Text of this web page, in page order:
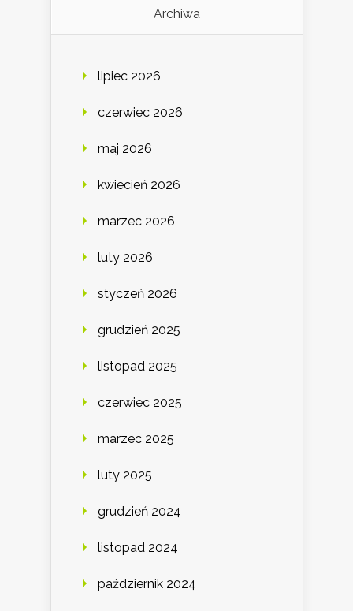
Archiwa
lipiec 2026
czerwiec 2026
maj 2026
kwiecień 2026
marzec 2026
luty 2026
styczeń 2026
grudzień 2025
listopad 2025
czerwiec 2025
marzec 2025
luty 2025
grudzień 2024
listopad 2024
październik 2024